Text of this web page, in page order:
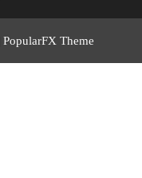
PopularFX Theme